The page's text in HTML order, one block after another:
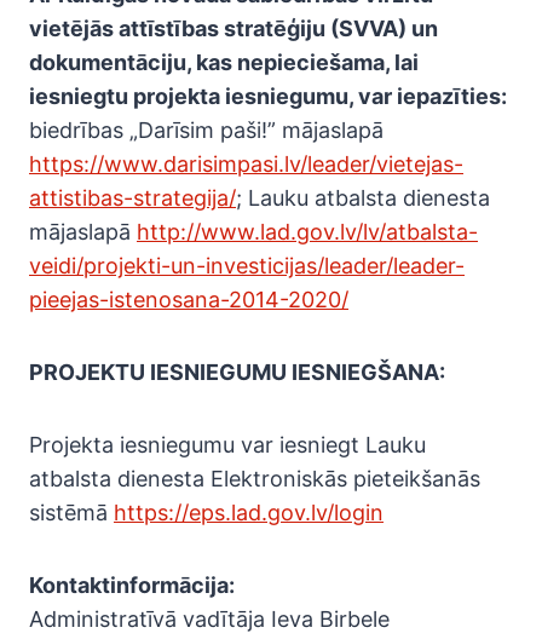
vietējās attīstības stratēģiju (SVVA) un
dokumentāciju, kas nepieciešama, lai
iesniegtu projekta iesniegumu, var iepazīties:
biedrības „Darīsim paši!” mājaslapā
https://www.darisimpasi.lv/leader/vietejas-
attistibas-strategija/; Lauku atbalsta dienesta
mājaslapā http://www.lad.gov.lv/lv/atbalsta-
veidi/projekti-un-investicijas/leader/leader-
pieejas-istenosana-2014-2020/
PROJEKTU IESNIEGUMU IESNIEGŠANA:
Projekta iesniegumu var iesniegt Lauku
atbalsta dienesta Elektroniskās pieteikšanās
sistēmā https://eps.lad.gov.lv/login
Kontaktinformācija:
Administratīvā vadītāja Ieva Birbele